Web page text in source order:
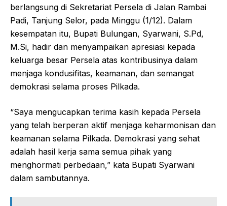
berlangsung di Sekretariat Persela di Jalan Rambai
Padi, Tanjung Selor, pada Minggu (1/12). Dalam
kesempatan itu, Bupati Bulungan, Syarwani, S.Pd,
M.Si, hadir dan menyampaikan apresiasi kepada
keluarga besar Persela atas kontribusinya dalam
menjaga kondusifitas, keamanan, dan semangat
demokrasi selama proses Pilkada.
“Saya mengucapkan terima kasih kepada Persela
yang telah berperan aktif menjaga keharmonisan dan
keamanan selama Pilkada. Demokrasi yang sehat
adalah hasil kerja sama semua pihak yang
menghormati perbedaan,” kata Bupati Syarwani
dalam sambutannya.